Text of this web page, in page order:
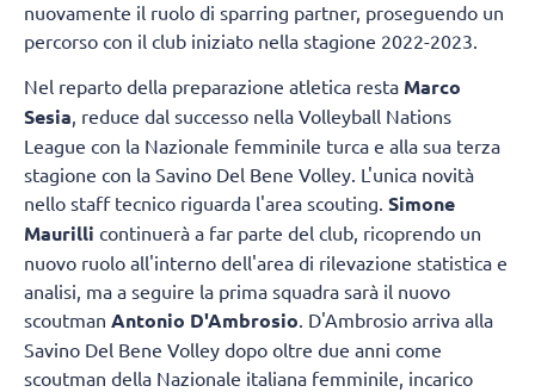
nuovamente il ruolo di sparring partner, proseguendo un
percorso con il club iniziato nella stagione 2022-2023.
Nel reparto della preparazione atletica resta Marco
Sesia, reduce dal successo nella Volleyball Nations
League con la Nazionale femminile turca e alla sua terza
stagione con la Savino Del Bene Volley. L'unica novità
nello staff tecnico riguarda l'area scouting. Simone
Maurilli continuerà a far parte del club, ricoprendo un
nuovo ruolo all'interno dell'area di rilevazione statistica e
analisi, ma a seguire la prima squadra sarà il nuovo
scoutman Antonio D'Ambrosio. D'Ambrosio arriva alla
Savino Del Bene Volley dopo oltre due anni come
scoutman della Nazionale italiana femminile, incarico